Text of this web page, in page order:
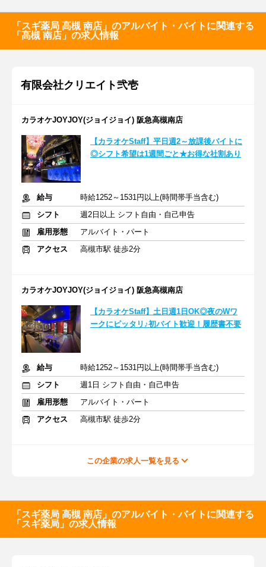
「スギ薬局 高槻 南店」のアルバイト・バイトに関連する
「高槻 南店」の求人情報
有限会社クリエイト弐壱
カラオケJOYJOY(ジョイジョイ) 阪急高槻南店
【カラオケStaff】平日週2～放課後バイトに
◎シフト希望は1週間ごと★お得な社割あり
給与
時給1252～1531円以上(時間帯手当含む)
シフト
週2日以上 シフト自由・自己申告
雇用形態
アルバイト・パート
アクセス
高槻市駅 徒歩2分
カラオケJOYJOY(ジョイジョイ) 阪急高槻南店
【カラオケStaff】土日週1日OK◎夜のWワ
ークにピッタリ♪初バイト歓迎！履歴書不要
給与
時給1252～1531円以上(時間帯手当含む)
シフト
週1日 シフト自由・自己申告
雇用形態
アルバイト・パート
アクセス
高槻市駅 徒歩2分
この企業の求人一覧を見る
「スギ薬局 高槻 南店」のアルバイト・バイトに関連する
「スギ薬局」の求人情報